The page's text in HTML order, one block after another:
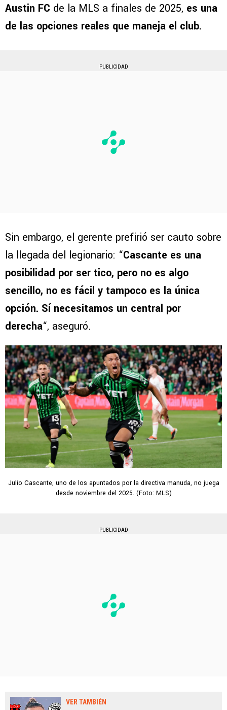
Austin FC de la MLS a finales de 2025, es una
de las opciones reales que maneja el club.
PUBLICIDAD
Sin embargo, el gerente prefirió ser cauto sobre
la llegada del legionario: “Cascante es una
posibilidad por ser tico, pero no es algo
sencillo, no es fácil y tampoco es la única
opción. Sí necesitamos un central por
derecha“, aseguró.
Julio Cascante, uno de los apuntados por la directiva manuda, no juega
desde noviembre del 2025. (Foto: MLS)
PUBLICIDAD
VER TAMBIÉN